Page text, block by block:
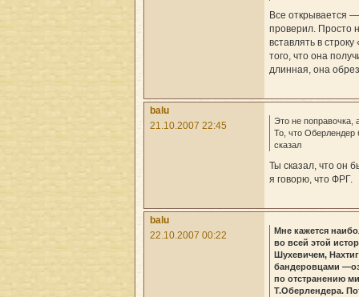
Все открывается —
проверил. Просто
вставлять в
того, что она
длинная, она
balu
21.10.2007 22:45
Это не поправочка,
То, что Оберлендер
сказал
Ты сказал, что он
я говорю, что ФРГ.
balu
22.10.2007 00:22
Мне кажется
во всей этой
Шухевичем,
бандеровцами
по отстранению
Т.Оберлендера.